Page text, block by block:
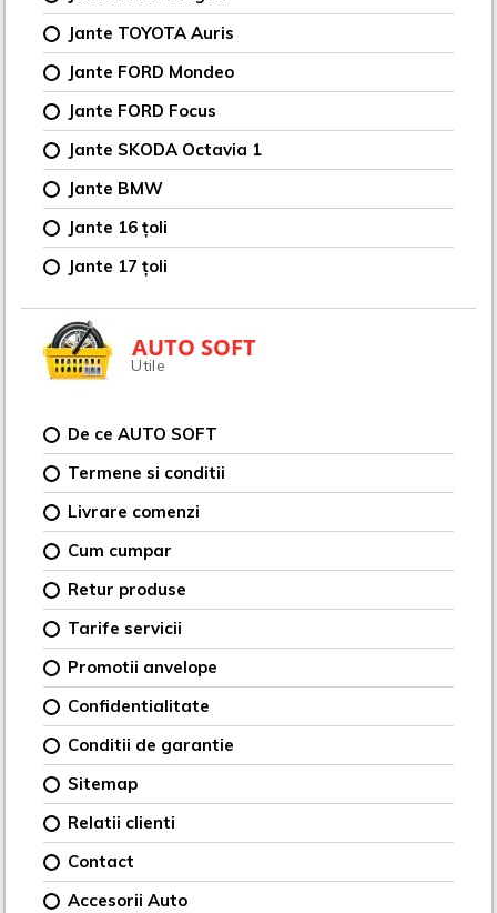
Jante TOYOTA Auris
Jante FORD Mondeo
Jante FORD Focus
Jante SKODA Octavia 1
Jante BMW
Jante 16 țoli
Jante 17 țoli
AUTO SOFT
Utile
De ce AUTO SOFT
Termene si conditii
Livrare comenzi
Cum cumpar
Retur produse
Tarife servicii
Promotii anvelope
Confidentialitate
Conditii de garantie
Sitemap
Relatii clienti
Contact
Accesorii Auto